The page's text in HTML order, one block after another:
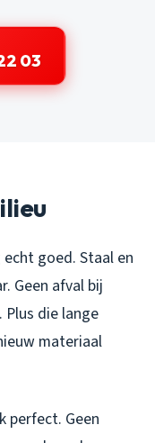
03
goed. Staal en
Geen afval bij
die lange
materiaal
perfect. Geen